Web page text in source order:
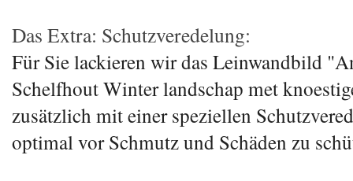
Das Extra: Schutzveredelung:
Für Sie lackieren wir das Leinwandbild
Schelfhout Winter landschap met
zusätzlich mit einer speziellen
optimal vor Schmutz und Schäden zu